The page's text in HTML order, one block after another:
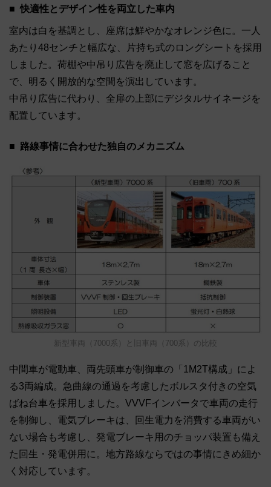
快適性とデザイン性を両立した車内
室内は白を基調とし、座席は鮮やかなオレンジ色に。一人
あたり48センチと幅広な、片持ち式のロングシートを採用
しました。荷棚や中吊り広告を廃止して窓を広げること
で、明るく開放的な空間を演出しています。
中吊り広告に代わり、全扉の上部にデジタルサイネージを
配置しています。
路線事情に合わせた独自のメカニズム
新型車両（7000系）と旧車両（700系）の比較
中間車が電動車、両先頭車が制御車の「1M2T構成」によ
る3両編成。急曲線の通過を考慮したボルスタ付きの空気
ばね台車を採用しました。VVVFインバータで車両の走行
を制御し、電気ブレーキは、回生電力を消費する車両がい
ない場合も考慮し、発電ブレーキ用のチョッパ装置も備え
た回生・発電併用に。地方路線ならではの事情にきめ細か
く対応しています。